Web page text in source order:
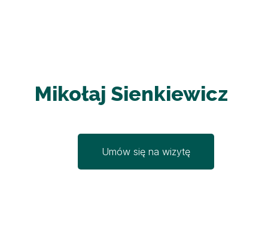
Mikołaj Sienkiewicz
Umów się na wizytę